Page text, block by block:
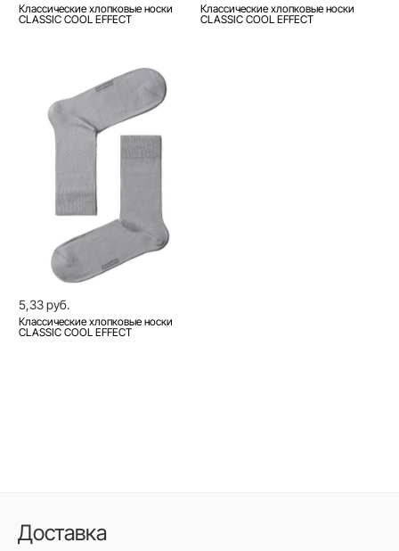
Классические хлопковые носки
CLASSIC COOL EFFECT
Классические хлопковые носки
CLASSIC COOL EFFECT
5,33 руб.
Классические хлопковые носки
CLASSIC COOL EFFECT
Доставка